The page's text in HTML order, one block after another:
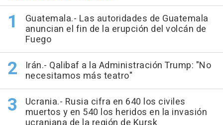
Guatemala.- Las autoridades de Guatemala
anuncian el fin de la erupción del volcán de
Fuego
Irán.- Qalibaf a la Administración Trump: "No
necesitamos más teatro"
Ucrania.- Rusia cifra en 640 los civiles
muertos y en 540 los heridos en la invasión